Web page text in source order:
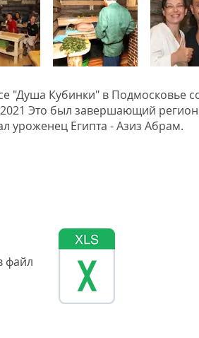
"Душа Кубинки" в Подмосковье
Это был завершающий
уроженец Египта - Азиз Абрам.
файл